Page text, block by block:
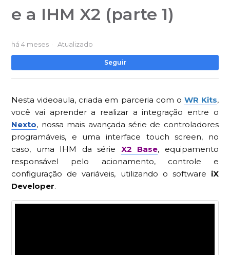
e a IHM X2 (parte 1)
há 4 meses Atualizado
Seguir
Nesta videoaula, criada em parceria com o WR Kits,
você vai aprender a realizar a integração entre o
Nexto, nossa mais avançada série de controladores
programáveis, e uma interface touch screen, no
caso, uma IHM da série X2 Base, equipamento
responsável pelo acionamento, controle e
configuração de variáveis, utilizando o software iX
Developer.